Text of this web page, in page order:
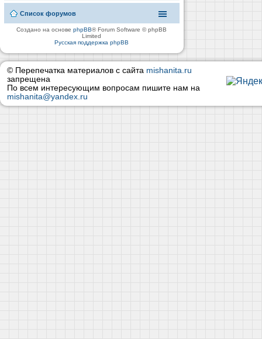
Список форумов
Создано на основеphpBB® Forum Software © phpBB
Limited
Русская поддержка phpBB
© Перепечатка материалов с сайта mishanita.ru
запрещена
По всем интересующим вопросам пишите нам на
mishanita@yandex.ru